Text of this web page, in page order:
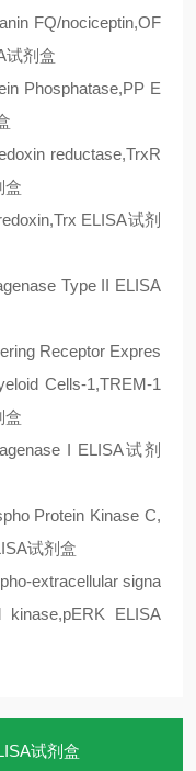
FQ/nociceptin,OF
试剂盒
Phosphatase,PP E
reductase,TrxR
盒
ELISA试剂
Type II ELISA
Receptor Expres
Cells-1,TREM-1
盒
I ELISA试剂
Protein Kinase C,
试剂盒
extracellular signa
kinase,pERK ELISA
试剂盒